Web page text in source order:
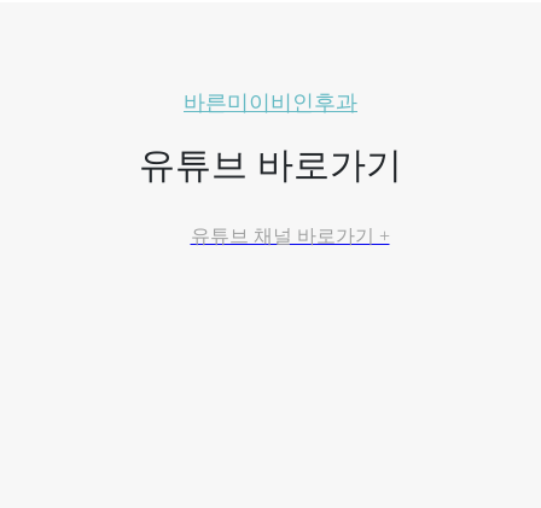
바른미이비인후과
유튜브 바로가기
유튜브 채널 바로가기 +